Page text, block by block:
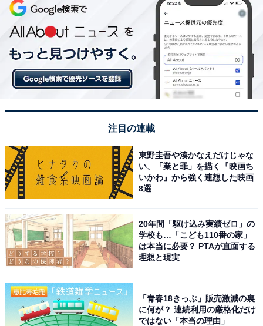
注目の連載
東野圭吾や湊かなえだけじゃな
い、「業と罪」を描く『映画ち
いかわ』から強く連想した映画
8選
20年間「駆け込み実績ゼロ」の
学校も…「こども110番の家」
は本当に必要？ PTAが直面する
理想と現実
「青春18きっぷ」販売激減の裏
に何が？ 連続利用の厳格化だけ
ではない「本当の理由」